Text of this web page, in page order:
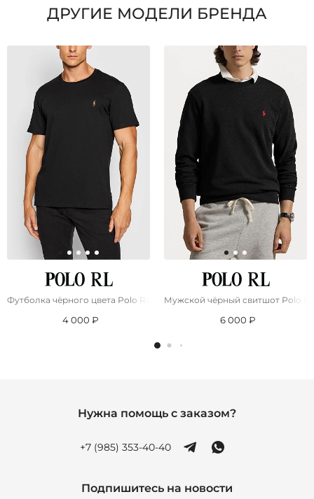
ДРУГИЕ МОДЕЛИ БРЕНДА
Футболка чёрного цвета Роlо Ralрh Lаurеn pony-embroidered
4 000 ₽
Мужской чёрный свитшот Роlо
6 000 ₽
Нужна помощь с заказом?
+7 (985) 353-40-40
Подпишитесь на новости